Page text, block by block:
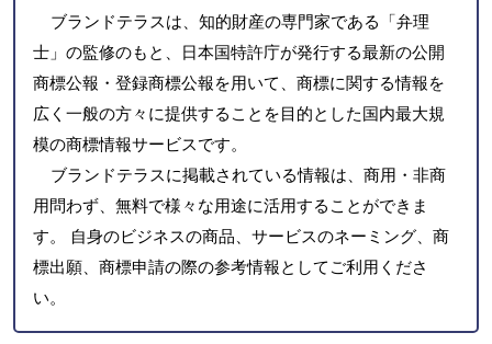
ブランドテラスは、知的財産の専門家である「弁理
士」の監修のもと、日本国特許庁が発行する最新の公開
商標公報・登録商標公報を用いて、商標に関する情報を
広く一般の方々に提供することを目的とした国内最大規
模の商標情報サービスです。
ブランドテラスに掲載されている情報は、商用・非商
用問わず、無料で様々な用途に活用することができま
す。 自身のビジネスの商品、サービスのネーミング、商
標出願、商標申請の際の参考情報としてご利用くださ
い。